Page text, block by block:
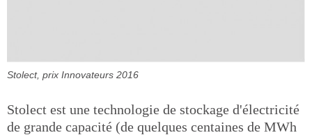
Stolect, prix Innovateurs 2016
Stolect est une technologie de stockage d'électricité
de grande capacité (de quelques centaines de MWh